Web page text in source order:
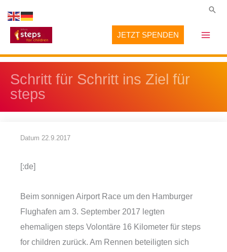
Inhalt
springen
JETZT SPENDEN
Schritt für Schritt ins Ziel für
steps
Datum 22.9.2017
[:de]
Beim sonnigen Airport Race um den Hamburger
Flughafen am 3. September 2017 legten
ehemaligen steps Volontäre 16 Kilometer für steps
for children zurück. Am Rennen beteiligten sich